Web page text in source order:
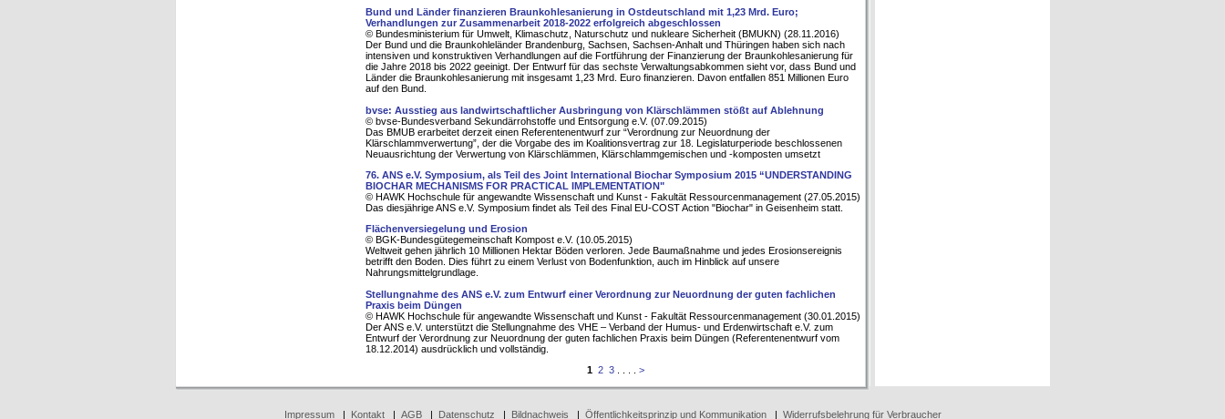
Bund und Länder finanzieren Braunkohlesanierung in Ostdeutschland mit 1,23 Mrd. Euro;
Verhandlungen zur Zusammenarbeit 2018-2022 erfolgreich abgeschlossen
© Bundesministerium für Umwelt, Klimaschutz, Naturschutz und nukleare Sicherheit (BMUKN) (28.11.2016)
Der Bund und die Braunkohleländer Brandenburg, Sachsen, Sachsen-Anhalt und Thüringen haben sich nach
intensiven und konstruktiven Verhandlungen auf die Fortführung der Finanzierung der Braunkohlesanierung für
die Jahre 2018 bis 2022 geeinigt. Der Entwurf für das sechste Verwaltungsabkommen sieht vor, dass Bund und
Länder die Braunkohlesanierung mit insgesamt 1,23 Mrd. Euro finanzieren. Davon entfallen 851 Millionen Euro
auf den Bund.
bvse: Ausstieg aus landwirtschaftlicher Ausbringung von Klärschlämmen stößt auf Ablehnung
© bvse-Bundesverband Sekundärrohstoffe und Entsorgung e.V. (07.09.2015)
Das BMUB erarbeitet derzeit einen Referentenentwurf zur “Verordnung zur Neuordnung der
Klärschlammverwertung”, der die Vorgabe des im Koalitionsvertrag zur 18. Legislaturperiode beschlossenen
Neuausrichtung der Verwertung von Klärschlämmen, Klärschlammgemischen und -komposten umsetzt
76. ANS e.V. Symposium, als Teil des Joint International Biochar Symposium 2015 “UNDERSTANDING
BIOCHAR MECHANISMS FOR PRACTICAL IMPLEMENTATION"
© HAWK Hochschule für angewandte Wissenschaft und Kunst - Fakultät Ressourcenmanagement (27.05.2015)
Das diesjährige ANS e.V. Symposium findet als Teil des Final EU-COST Action "Biochar" in Geisenheim statt.
Flächenversiegelung und Erosion
© BGK-Bundesgütegemeinschaft Kompost e.V. (10.05.2015)
Weltweit gehen jährlich 10 Millionen Hektar Böden verloren. Jede Baumaßnahme und jedes Erosionsereignis
betrifft den Boden. Dies führt zu einem Verlust von Bodenfunktion, auch im Hinblick auf unsere
Nahrungsmittelgrundlage.
Stellungnahme des ANS e.V. zum Entwurf einer Verordnung zur Neuordnung der guten fachlichen
Praxis beim Düngen
© HAWK Hochschule für angewandte Wissenschaft und Kunst - Fakultät Ressourcenmanagement (30.01.2015)
Der ANS e.V. unterstützt die Stellungnahme des VHE – Verband der Humus- und Erdenwirtschaft e.V. zum
Entwurf der Verordnung zur Neuordnung der guten fachlichen Praxis beim Düngen (Referentenentwurf vom
18.12.2014) ausdrücklich und vollständig.
1 2 3 >
Impressum| Kontakt| AGB| Datenschutz | Bildnachweis | Öffentlichkeitsprinzip und Kommunikation| Widerrufsbelehrung für Verbraucher